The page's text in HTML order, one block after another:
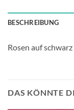
BESCHREIBUNG
Rosen auf
DAS KÖNNTE